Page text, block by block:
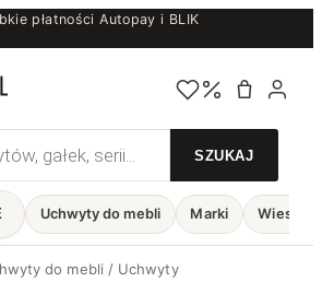
płatności Autopay i BLIK
Uchwyty do mebli Marki
do mebli / Uchwyty